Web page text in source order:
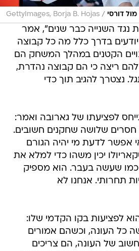
דורסי /
GettyImages, Borja B. Hojas
נגד השנייה כבר שנים", אמר
יודעים בדרך כלל מה כל קבוצה
הקטנים במהלך המשחק הם
להם ריצה כי הם קבוצה נהדרת,
נצטרך להגיב תוך כדי
לפציעתו של גארובה ואמר:
חסרים שלושה שחקנים חשובים.
אפשר לדעת מי יהיה הגורם
יכין משהו כדי למלא את
כמו שעשה בעבר. הוא מספיק
תחרותי. אנחנו לא
לפציעות בקו הקדמי שלו:
כל העונה, וכשהם אמורים
של העונה, הם צריכים